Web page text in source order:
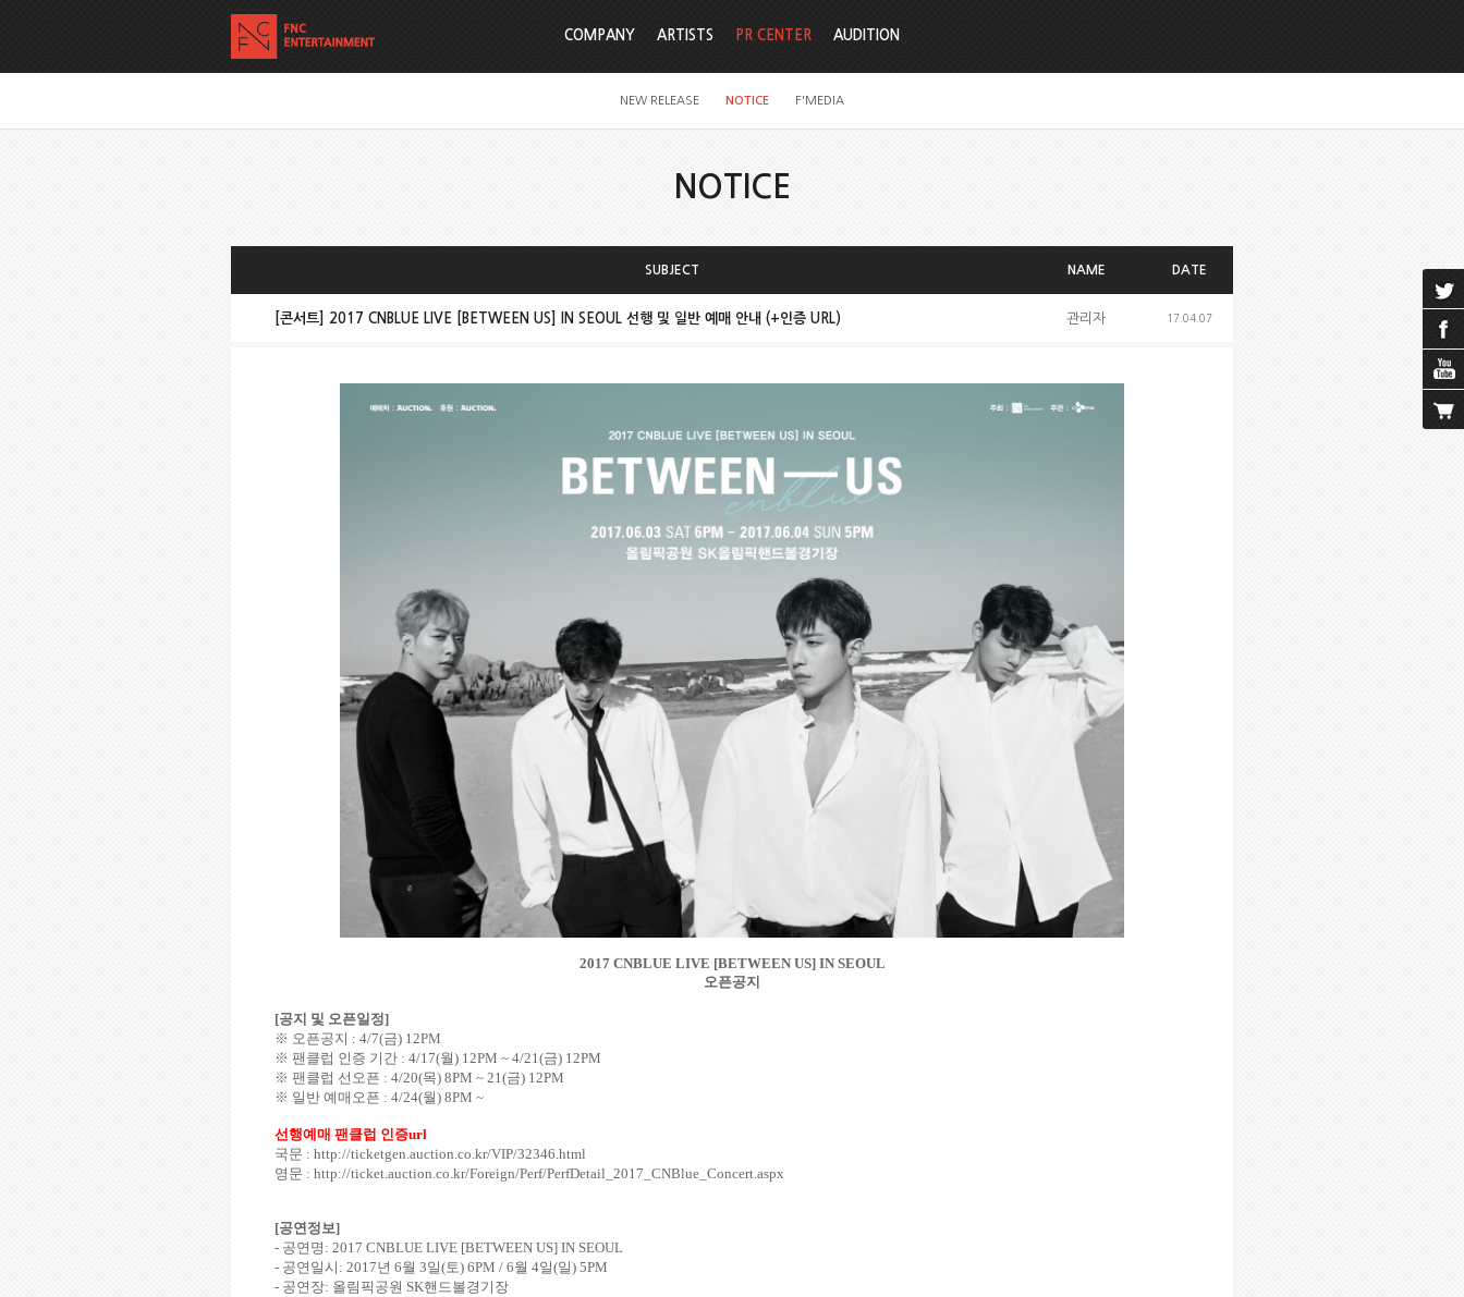
COMPANY ARTISTS PR CENTER
NEW RELEASE NOTICE F'MEDIA
AUDITION
NOTICE
SUBJECT NAME DATE
[콘서트] 2017 CNBLUE LIVE [BETWEEN US] IN SEOUL 선행 및 일반 예매 안내 (+인증 URL) 관리자 17.04.07
2017 CNBLUE LIVE [BETWEEN US] IN SEOUL
오픈공지
[공지 및 오픈일정]
※ 오픈공지 : 4/7(금) 12PM
※ 팬클럽 인증 기간 : 4/17(월) 12PM ~ 4/21(금) 12PM
※ 팬클럽 선오픈 : 4/20(목) 8PM ~ 21(금) 12PM
※ 일반 예매오픈 : 4/24(월) 8PM ~
선행예매 팬클럽 인증url
국문 : http://ticketgen.auction.co.kr/VIP/32346.html
영문 : http://ticket.auction.co.kr/Foreign/Perf/PerfDetail_2017_CNBlue_Concert.aspx
[공연정보]
- 공연명 : 2017 CNBLUE LIVE [BETWEEN US] IN SEOUL
- 공연일시 : 2017년 6월 3일(토) 6PM / 6월 4일(일) 5PM
- 공연장: 올림픽공원 SK핸드볼경기장